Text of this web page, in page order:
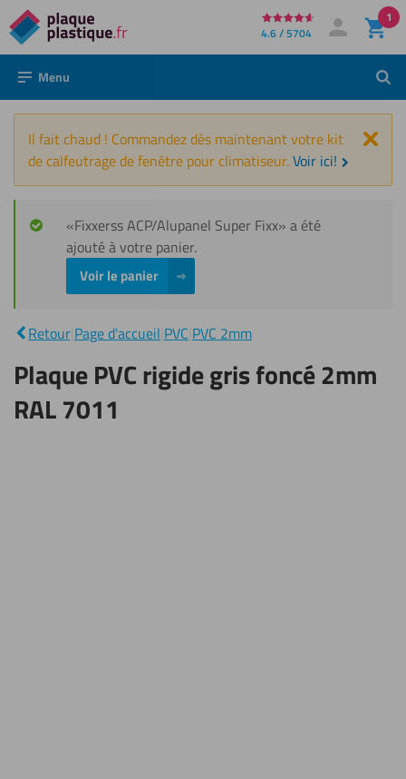
Directement
au
contenu
4.6 / 5704 Mon compte
Se connecter
1
Menu
Il fait chaud ! Commandez dès maintenant votre kit
de calfeutrage de fenêtre pour climatiseur.Voir ici!
«Fixxerss ACP/Alupanel Super Fixx» a été
ajouté à votre panier.
Voir le panier
Retour Page d'accueil PVC PVC 2mm
rigide
gris
foncé
RAL
7011
Plaque PVC rigide gris foncé 2mm
RAL 7011